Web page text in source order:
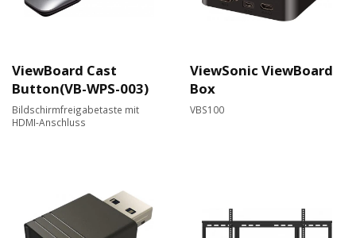
ViewBoard Cast
Button(VB-WPS-003)
Bildschirmfreigabetaste mit
HDMI-Anschluss
ViewSonic ViewBoard
Box
VBS100